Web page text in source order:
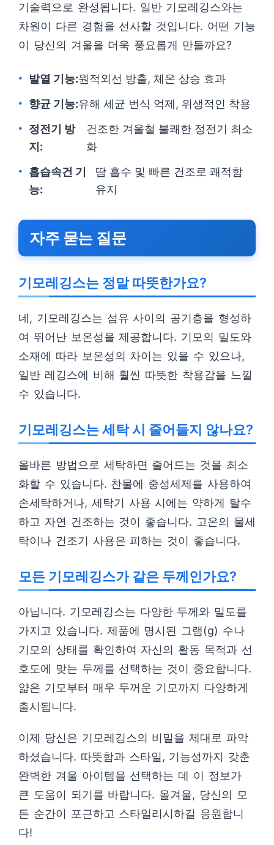
기술력으로 완성됩니다. 일반 기모레깅스와는
차원이 다른 경험을 선사할 것입니다. 어떤 기능
이 당신의 겨울을 더욱 풍요롭게 만들까요?
발열 기능:원적외선 방출, 체온 상승 효과
향균 기능:유해 세균 번식 억제, 위생적인 착용
정전기 방
지:
건조한 겨울철 불쾌한 정전기 최소
화
흡습속건 기
능:
땀 흡수 및 빠른 건조로 쾌적함
유지
자주 묻는 질문
기모레깅스는 정말 따뜻한가요?
네, 기모레깅스는 섬유 사이의 공기층을 형성하
여 뛰어난 보온성을 제공합니다. 기모의 밀도와
소재에 따라 보온성의 차이는 있을 수 있으나,
일반 레깅스에 비해 훨씬 따뜻한 착용감을 느낄
수 있습니다.
기모레깅스는 세탁 시 줄어들지 않나요?
올바른 방법으로 세탁하면 줄어드는 것을 최소
화할 수 있습니다. 찬물에 중성세제를 사용하여
손세탁하거나, 세탁기 사용 시에는 약하게 탈수
하고 자연 건조하는 것이 좋습니다. 고온의 물세
탁이나 건조기 사용은 피하는 것이 좋습니다.
모든 기모레깅스가 같은 두께인가요?
아닙니다. 기모레깅스는 다양한 두께와 밀도를
가지고 있습니다. 제품에 명시된 그램(g) 수나
기모의 상태를 확인하여 자신의 활동 목적과 선
호도에 맞는 두께를 선택하는 것이 중요합니다.
얇은 기모부터 매우 두꺼운 기모까지 다양하게
출시됩니다.
이제 당신은 기모레깅스의 비밀을 제대로 파악
하셨습니다. 따뜻함과 스타일, 기능성까지 갖춘
완벽한 겨울 아이템을 선택하는 데 이 정보가
큰 도움이 되기를 바랍니다. 올겨울, 당신의 모
든 순간이 포근하고 스타일리시하길 응원합니
다!